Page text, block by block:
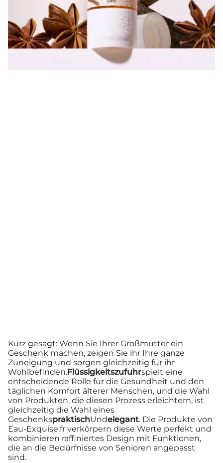
Kurz gesagt: Wenn Sie Ihrer Großmutter ein
Geschenk machen, zeigen Sie ihr Ihre ganze
Zuneigung und sorgen gleichzeitig für ihr
Wohlbefinden.Flüssigkeitszufuhrspielt eine
entscheidende Rolle für die Gesundheit und den
täglichen Komfort älterer Menschen, und die Wahl
von Produkten, die diesen Prozess erleichtern, ist
gleichzeitig die Wahl eines
GeschenkspraktischUndelegant. Die Produkte von
Eau-Exquise.fr verkörpern diese Werte perfekt und
kombinieren raffiniertes Design mit Funktionen,
die an die Bedürfnisse von Senioren angepasst
sind.